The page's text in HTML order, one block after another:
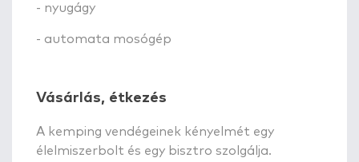
- nyugágy
- automata mosógép
Vásárlás, étkezés
A kemping vendégeinek kényelmét egy
élelmiszerbolt és egy bisztro szolgálja.